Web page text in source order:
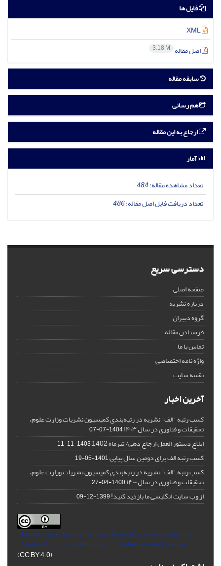
فایل ها
اصل مقاله 3.18 M
سابقه مقاله
هم رسانی
ارجاع به این مقاله
آمار
تعداد مشاهده مقاله:484
تعداد دریافت فایل اصل مقاله:486
دسترسی سریع
صفحه اصلی
درباره نشریه
گروه دبیران
فرستادن مقاله
تماس با ما
واژه نامه اختصاصی
نقشه سایت
آخرین اخبار
کسب رتبه "الف" نشریه در رتبه‌بندی کمیسیون نشریات وزارت علوم،
تحقیقات و فناوری در سال ۱۴۰۳ 1404-07-07
ابلاغ دستور العمل ارجاع دهی/ تیرماه 1402 1403-11-11
کسب رتبه الف برای دومین سال پیاپی1401-05-19
کسب رتبه "الف" نشریه در رتبه‌بندی کمیسیون نشریات وزارت علوم،
تحقیقات و فناوری در سال ۱۴۰۰ 1400-04-27
از وب سایت انگلیسی ما بازدید کنید!1399-12-09
This Journal is an open access Journal Licensedunder the
Creative Commons Attribution 4.0 International License
(CC BY 4.0)